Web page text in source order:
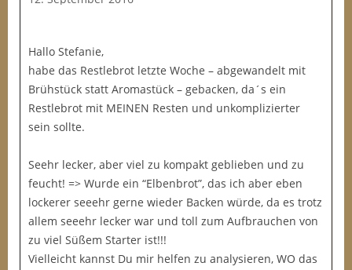
Hallo Stefanie,
habe das Restlebrot letzte Woche – abgewandelt mit
Brühstück statt Aromastück – gebacken, da´s ein
Restlebrot mit MEINEN Resten und unkomplizierter
sein sollte.
Seehr lecker, aber viel zu kompakt geblieben und zu
feucht! => Wurde ein “Elbenbrot”, das ich aber eben
lockerer seeehr gerne wieder Backen würde, da es trotz
allem seeehr lecker war und toll zum Aufbrauchen von
zu viel Süßem Starter ist!!!
Vielleicht kannst Du mir helfen zu analysieren, WO das